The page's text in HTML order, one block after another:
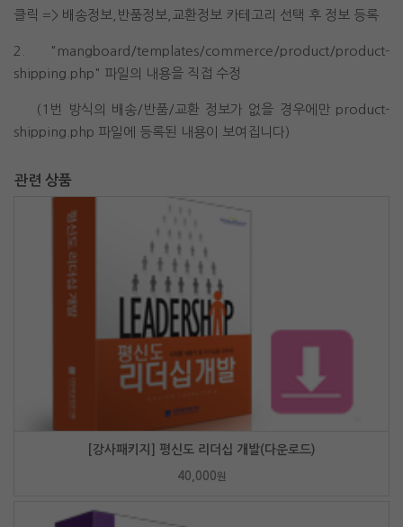
클릭 => 배송정보,반품정보,교환정보 카테고리 선택 후 정보 등록
2. "mangboard/templates/commerce/product/product-
shipping.php" 파일의 내용을 직접 수정
(1번 방식의 배송/반품/교환 정보가 없을 경우에만 product-
shipping.php 파일에 등록된 내용이 보여집니다)
관련 상품
[강사패키지] 평신도 리더십 개발(다운로드)
40,000원